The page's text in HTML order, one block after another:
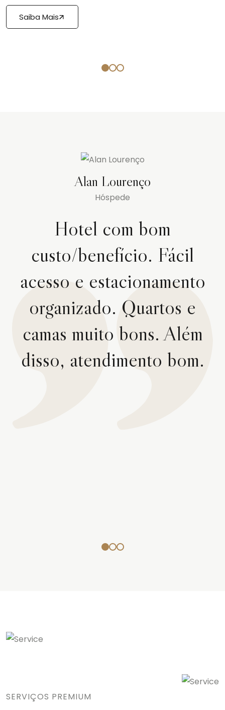
Saiba Mais
Alan Lourenço
Hóspede
Hotel com bom
custo/benefício. Fácil
acesso e estacionamento
organizado. Quartos e
camas muito bons. Além
disso, atendimento bom.
SERVIÇOS PREMIUM